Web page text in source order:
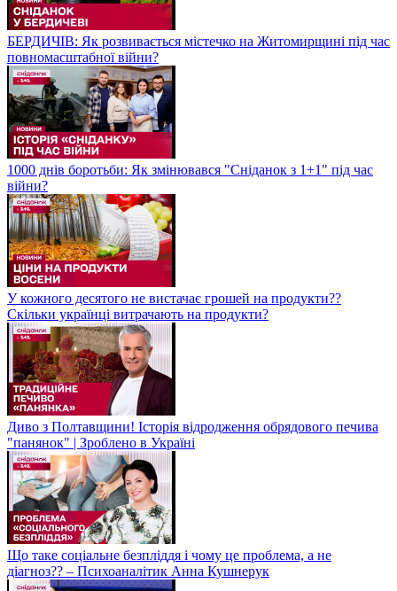
БЕРДИЧІВ: Як розвивається містечко на Житомирщині під час
повномасштабної війни?
1000 днів боротьби: Як змінювався "Сніданок з 1+1" під час
війни?
У кожного десятого не вистачає грошей на продукти??
Скільки українці витрачають на продукти?
Диво з Полтавщини! Історія відродження обрядового печива
"панянок" | Зроблено в Україні
Що таке соціальне безпліддя і чому це проблема, а не
діагноз?? – Психоаналітик Анна Кушнерук